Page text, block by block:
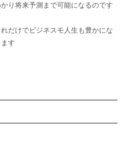
り将来予測まで可能になるのです
だけでビジネスモ人生も豊かにな
す